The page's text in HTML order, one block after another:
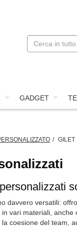
GADGET
GILET
davvero versatili:
vari materiali,
coesione del team,